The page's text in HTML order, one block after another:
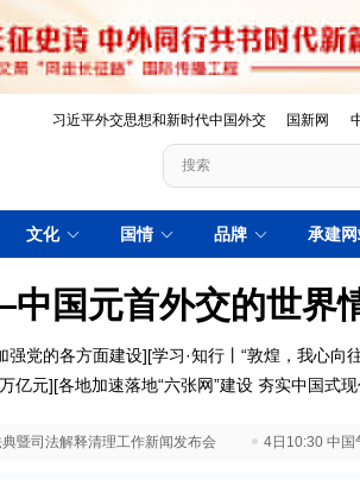
习近平外交思想和新时代中国外交 国新网
文化 国情 品牌 承建
国元首外交的世界
强党的各方面建设][学习·知行丨“敦煌，我心向
亿元][各地加速落地“六张网”建设 夯实中国式
暨司法解释清理工作新闻发布会 4日10:30 中国